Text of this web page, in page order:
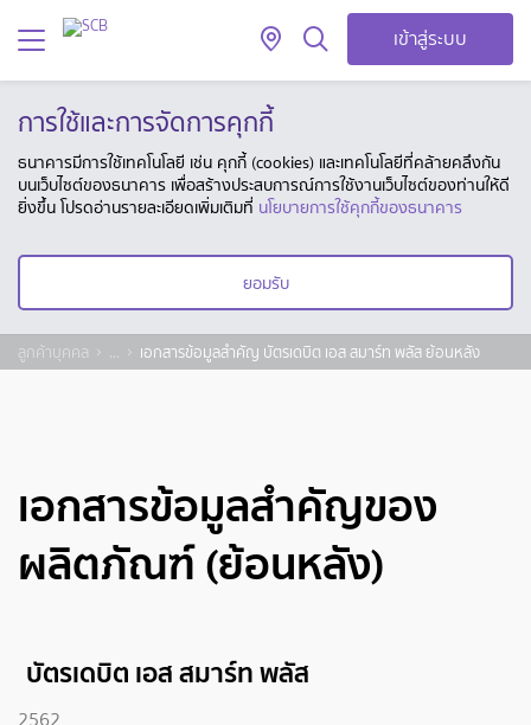
เข้าสู่ระบบ
การใช้และการจัดการคุกกี้
ธนาคารมีการใช้เทคโนโลยี เช่น คุกกี้ (cookies) และเทคโนโลยีที่คล้ายคลึงกัน
บนเว็บไซต์ของธนาคาร เพื่อสร้างประสบการณ์การใช้งานเว็บไซต์ของท่านให้ดี
ยิ่งขึ้น โปรดอ่านรายละเอียดเพิ่มเติมที่ นโยบายการใช้คุกกี้ของธนาคาร
ยอมรับ
ลูกค้าบุคคล ... เอกสารข้อมูลสำคัญ บัตรเดบิต เอส สมาร์ท พลัส ย้อนหลัง
เอกสารข้อมูลสำคัญของ
ผลิตภัณฑ์ (ย้อนหลัง)
บัตรเดบิต เอส สมาร์ท พลัส